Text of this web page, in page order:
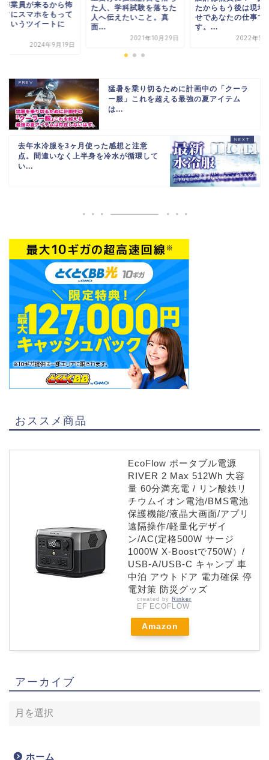
作業員が来るから怖
常にスマホをもって
というツイートに
2024年9月19日
た人、学科試験を落ちた
人へ伝えたいこと。真
面...
2021年10月29日
たからもう後は現地
せであなたの仕事で
す。...
2022年5
猛暑を乗り切るために計画中の「クーラ
ー服」これを超える最強の夏アイテム
は...
去年水冷服を3ヶ月使った感想と注意
点。間違いなく上半身を冷水が循環して
い...
おススメ商品
EcoFlow ポータブル電源
RIVER 2 Max 512Wh 大容
量 60分満充電 / リン酸鉄リ
チウムイオン電池/BMS電池
保護機能/液晶大画面/アプリ
遠隔操作/軽量化デザイ
ン/AC(定格500W サージ
1000W X-Boostで750W）/
USB-A/USB-C キャンプ 車
中泊 アウトドア 電力確保 停
電対策 防災グッズ
created by Rinker
EF ECOFLOW
Amazon
アーカイブ
ホーム